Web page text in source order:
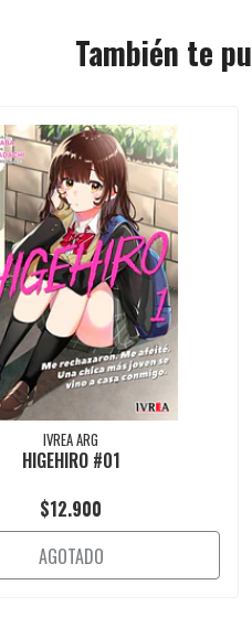
También te
IVREA ARG
HIGEHIRO #01
$12.900
AGOTADO